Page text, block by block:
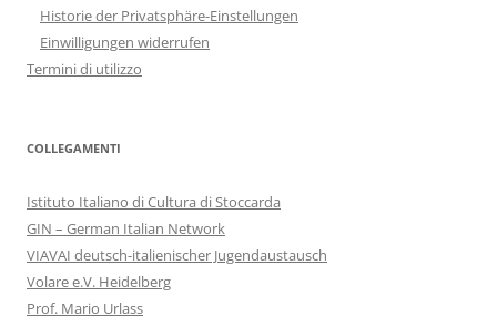
Historie der Privatsphäre-Einstellungen
Einwilligungen widerrufen
Termini di utilizzo
COLLEGAMENTI
Istituto Italiano di Cultura di Stoccarda
GIN – German Italian Network
VIAVAI deutsch-italienischer Jugendaustausch
Volare e.V. Heidelberg
Prof. Mario Urlass